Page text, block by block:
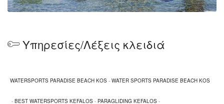
Υπηρεσίες/Λέξεις κλειδιά
WATERSPORTS PARADISE BEACH KOS - WATER SPORTS PARADISE BEACH KOS
- BEST WATERSPORTS KEFALOS - PARAGLIDING KEFALOS -